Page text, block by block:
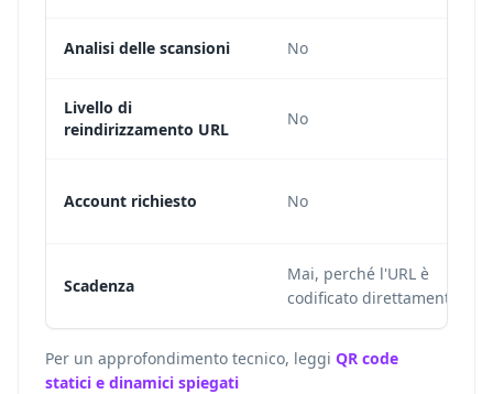
Analisi delle scansioni No
Livello di
reindirizzamento URL
No
Account richiesto No
Scadenza
Mai, perché l'URL è
codificato direttamente
Per un approfondimento tecnico, leggi QR code
statici e dinamici spiegati